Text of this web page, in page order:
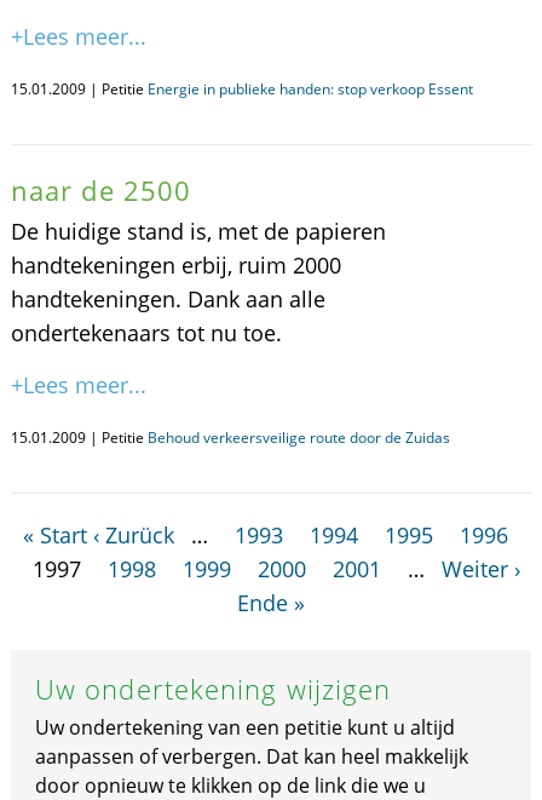
+Lees meer...
15.01.2009 | Petitie Energie in publieke handen: stop verkoop Essent
naar de 2500
De huidige stand is, met de papieren
handtekeningen erbij, ruim 2000
handtekeningen. Dank aan alle
ondertekenaars tot nu toe.
+Lees meer...
15.01.2009 | Petitie Behoud verkeersveilige route door de Zuidas
« Start ‹ Zurück … 1993 1994 1995
1996
1997
1998 1999 2000 2001 …
Weiter ›
Ende »
Uw ondertekening wijzigen
Uw ondertekening van een petitie kunt u altijd
aanpassen of verbergen. Dat kan heel makkelijk
door opnieuw te klikken op de link die we u